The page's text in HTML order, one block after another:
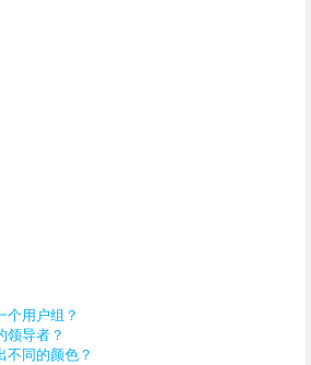
个用户组？
领导者？
不同的颜色？